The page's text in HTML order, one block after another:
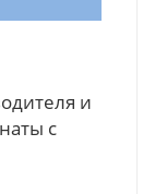
и
с